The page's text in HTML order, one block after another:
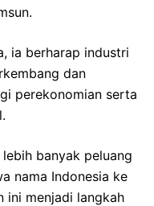
ia berharap industri
dan
perekonomian serta
banyak peluang
nama Indonesia ke
ini menjadi langkah